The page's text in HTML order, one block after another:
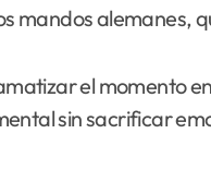
mandos
el momento
sin sacrificar